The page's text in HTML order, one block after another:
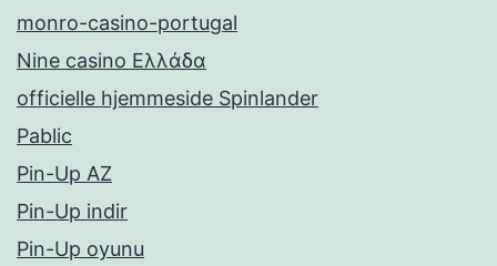
monro-casino-portugal
Nine casino Ελλάδα
officielle hjemmeside Spinlander
Pablic
Pin-Up AZ
Pin-Up indir
Pin-Up oyunu